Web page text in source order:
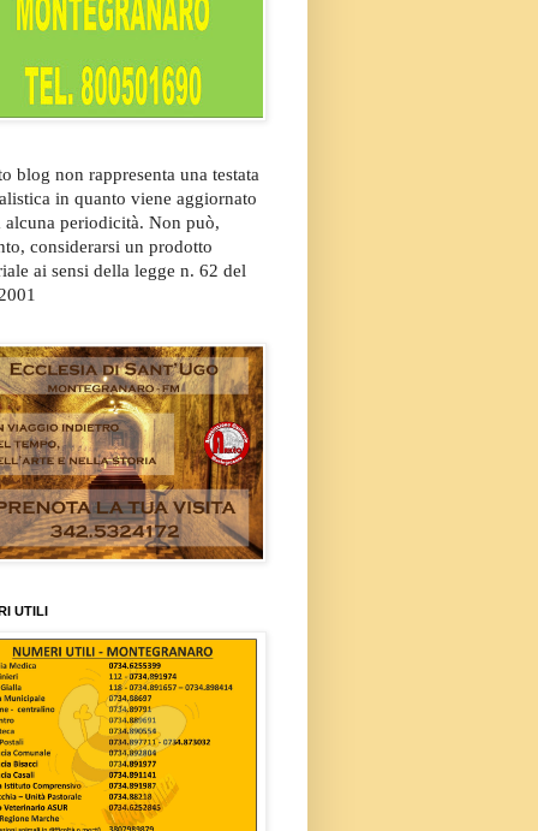
blog non rappresenta una testata
in quanto viene aggiornato
alcuna periodicità. Non può,
considerarsi un prodotto
ai sensi della legge n. 62 del
UTILI